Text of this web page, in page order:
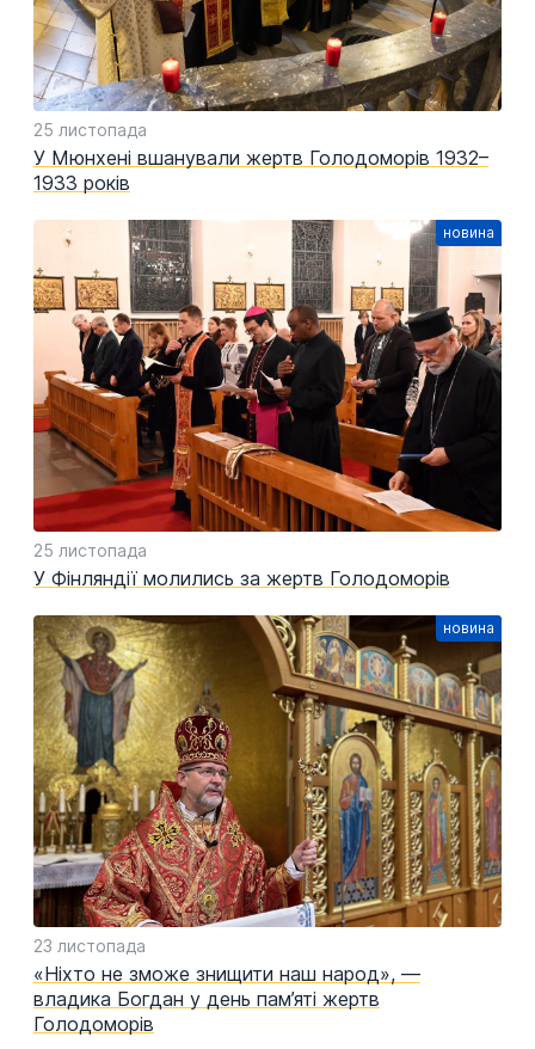
25 листопада
У Мюнхені вшанували жертв Голодоморів 1932–
1933 років
25 листопада
У Фінляндії молились за жертв Голодоморів
23 листопада
«Ніхто не зможе знищити наш народ», —
владика Богдан у день пам’яті жертв
Голодоморів